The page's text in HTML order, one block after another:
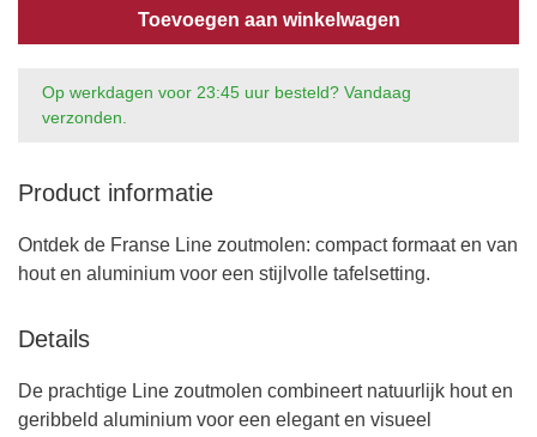
Toevoegen aan winkelwagen
Op werkdagen voor 23:45 uur besteld? Vandaag
verzonden.
Product informatie
Ontdek de Franse Line zoutmolen: compact formaat en van
hout en aluminium voor een stijlvolle tafelsetting.
Details
De prachtige Line zoutmolen combineert natuurlijk hout en
geribbeld aluminium voor een elegant en visueel